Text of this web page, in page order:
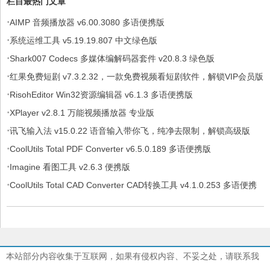
·AIMP 音频播放器 v6.00.3080 多语便携版
·系统运维工具 v5.19.19.807 中文绿色版
·Shark007 Codecs 多媒体编解码器套件 v20.8.3 绿色版
·红果免费短剧 v7.3.2.32，一款免费视频看短剧软件，解锁VIP会员版
·RisohEditor Win32资源编辑器 v6.1.3 多语便携版
·XPlayer v2.8.1 万能视频播放器 专业版
·讯飞输入法 v15.0.22 语音输入带你飞，纯净去限制，解锁高级版
·CoolUtils Total PDF Converter v6.5.0.189 多语便携版
·Imagine 看图工具 v2.6.3 便携版
·CoolUtils Total CAD Converter CAD转换工具 v4.1.0.253 多语便携
本站部分内容收集于互联网，如果有侵权内容、不妥之处，请联系我